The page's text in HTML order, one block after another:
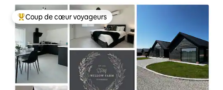
Coup de cœur voyageurs parmi les plus aimés
Coup de cœur voyageurs